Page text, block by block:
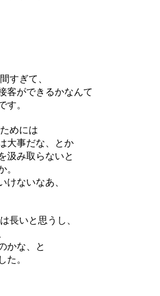
すぎて、
客ができるかなんて
。
めには
大事だな、とか
汲み取らないと
けないなあ、
長いと思うし、
かな、と
。